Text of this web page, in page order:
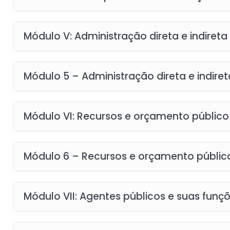
Módulo V: Administração direta e indireta
Módulo 5 – Administração direta e
Módulo VI: Recursos e orçamento público
Módulo 6 – Recursos e orçamento
Módulo VII: Agentes públicos e suas